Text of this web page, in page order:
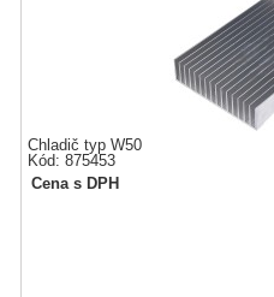
Chladič typ W50
Kód: 875453
Cena s DPH